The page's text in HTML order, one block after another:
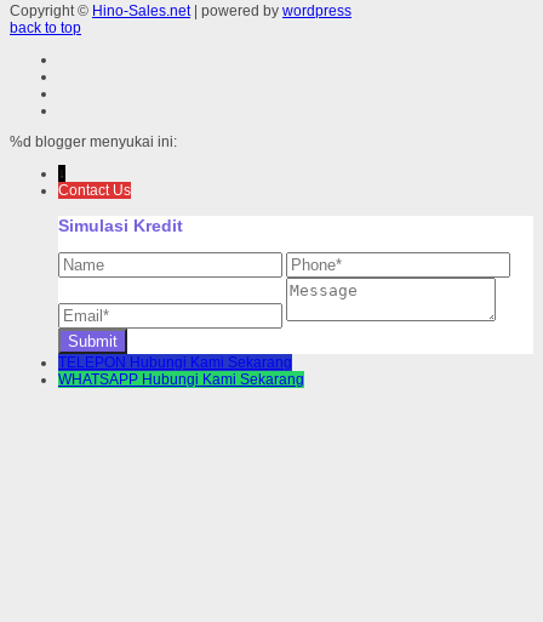
Copyright © Hino-Sales.net| powered by wordpress
back to top
%d blogger menyukai ini:
↓
Contact Us
Simulasi Kredit
TELEPON Hubungi Kami Sekarang
WHATSAPP Hubungi Kami Sekarang